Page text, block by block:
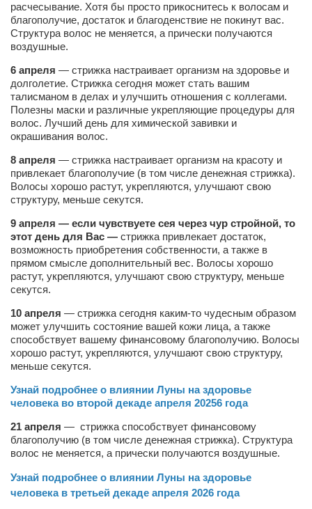
Багетный двор
МАГАЗИН СТИХОВ НА ЗАКАЗ
Туризм
«Траверс» — экипировочный центр
Журналисты
Александр Кугук
Музыканты
Евгений Касьяненко
Сергей Коноз
Денис Федченко
Звукорежиссёры
Alfom Studio
Guitarproduction Studio
Писатели
Режиссёры
Художники
Надія Белокур
Анна Гидора
Леонтий Костур
расчесывание. Хотя бы просто прикоснитесь к волосам и
благополучие, достаток и благоденствие не покинут вас.
Структура волос не меняется, а прически получаются
воздушные.
6 апреля — стрижка настраивает организм на здоровье и
долголетие. Стрижка сегодня может стать вашим
талисманом в делах и улучшить отношения с коллегами.
Полезны маски и различные укрепляющие процедуры для
волос. Лучший день для химической завивки и
окрашивания волос.
8 апреля — стрижка настраивает организм на красоту и
привлекает благополучие (в том числе денежная стрижка).
Волосы хорошо растут, укрепляются, улучшают свою
структуру, меньше секутся.
9 апреля — если чувствуете сея через чур стройной, то
этот день для Вас — стрижка привлекает достаток,
возможность приобретения собственности, а также в
прямом смысле дополнительный вес. Волосы хорошо
растут, укрепляются, улучшают свою структуру, меньше
секутся.
10 апреля — стрижка сегодня каким-то чудесным образом
может улучшить состояние вашей кожи лица, а также
способствует вашему финансовому благополучию. Волосы
хорошо растут, укрепляются, улучшают свою структуру,
меньше секутся.
Узнай подробнее о влиянии Луны на здоровье
человека во второй декаде апреля 20256 года
21 апреля — стрижка способствует финансовому
благополучию (в том числе денежная стрижка). Структура
волос не меняется, а прически получаются воздушные.
Узнай подробнее о влиянии Луны на здоровье
человека в третьей декаде апреля 2026 года